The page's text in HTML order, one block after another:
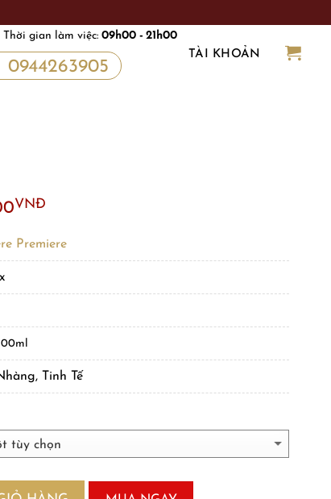
Thời gian làm việc: 09h00 - 21h00
0944263905
TÀI KHOẢN
VNĐ
Premiere
Tinh Tế